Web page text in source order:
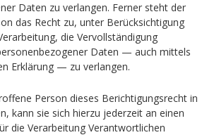
Daten zu verlangen. Ferner steht der
das Recht zu, unter Berücksichtigung
die Vervollständigung
Daten — auch mittels
Erklärung — zu verlangen.
Person dieses Berichtigungsrecht in
kann sie sich hierzu jederzeit an einen
die Verarbeitung Verantwortlichen